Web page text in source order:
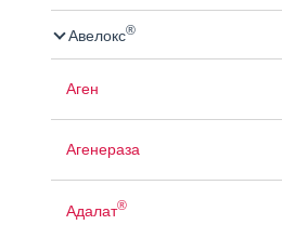
Авелокс®
Аген
Агенераза
Адалат®